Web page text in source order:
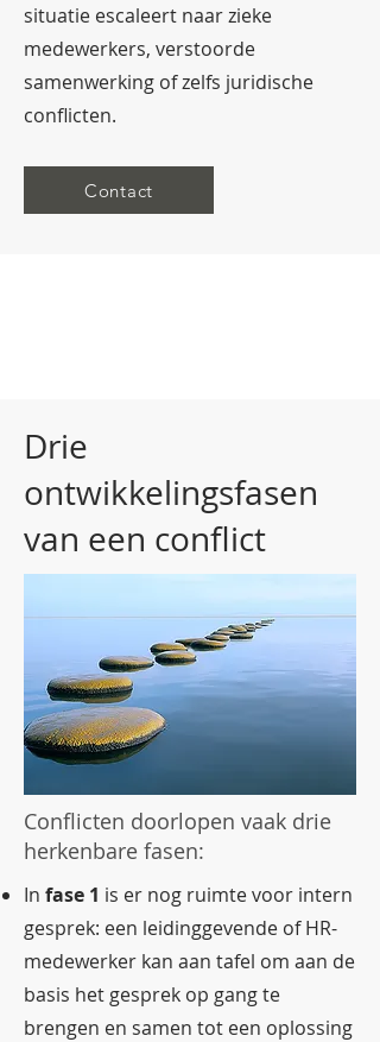
situatie escaleert naar zieke
medewerkers, verstoorde
samenwerking of zelfs juridische
conflicten.
Contact
Drie
ontwikkelingsfasen
van een conflict
Conflicten doorlopen vaak drie
herkenbare fasen:
In fase 1 is er nog ruimte voor intern
gesprek: een leidinggevende of HR-
medewerker kan aan tafel om aan de
basis het gesprek op gang te
brengen en samen tot een oplossing